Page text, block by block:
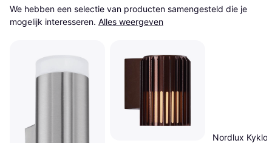
We hebben een selectie van producten samengesteld die je
mogelijk interesseren. Alles weergeven
Nordlux